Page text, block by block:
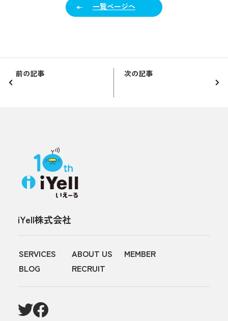
一覧ページへ
前の記事 次の記事
iYell株式会社
SERVICES ABOUT US
MEMBER
BLOG
RECRUIT